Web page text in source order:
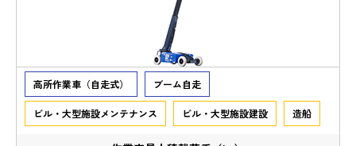
高所作業車（自走式） ブーム自走
ビル・大型施設メンテナンス ビル・大型施設建設 造船